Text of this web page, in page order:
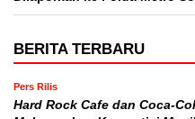
BERITA TERBARU
Pers Rilis
Hard Rock Cafe dan Coca-